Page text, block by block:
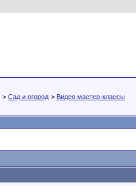
> Сад и огород > Видео мастер-классы